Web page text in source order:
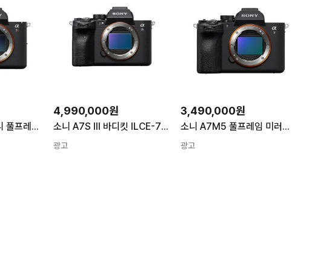
[모바일라이브] 소니 풀프레임 미러리스 카메라 A7RM6 바디 단품
4,990,000원
소니 A7S III 바디킷 ILCE-7SM3 4K동영상카메라
광고
3,490,000원
소니 A7M5 풀프레임 미러리스 카메라 ILCE-7M5
광고